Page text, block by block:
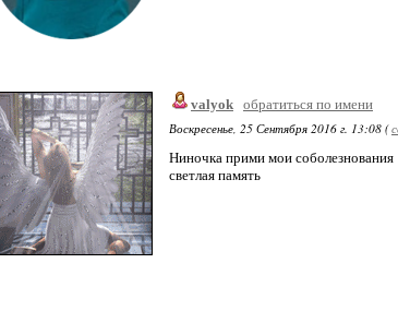
valyok обратиться по имени
Воскресенье, 25 Сентября 2016 г. 13:08 (
Ниночка прими мои соболезнования
светлая память